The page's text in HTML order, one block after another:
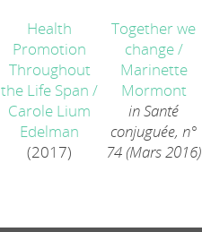
Health
Promotion
Throughout
the Life Span /
Carole Lium
Edelman
(2017)
Together we
change/
Marinette
Mormont
in Santé
conjuguée, n°
74 (Mars 2016)